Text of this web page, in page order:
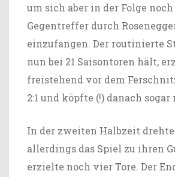
um sich aber in der Folge
Gegentreffer durch
einzufangen. Der routinierte
nun bei 21 Saisontoren hält,
freistehend vor dem
2:1 und köpfte (!) danach sogar
In der zweiten Halbzeit
allerdings das Spiel zu ihren
erzielte noch vier Tore. Der